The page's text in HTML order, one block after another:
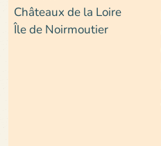
Châteaux de la Loire
Île de Noirmoutier